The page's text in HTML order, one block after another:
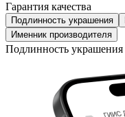
Гарантия качества
Подлинность украшения
Именник производителя
Подлинность украшения